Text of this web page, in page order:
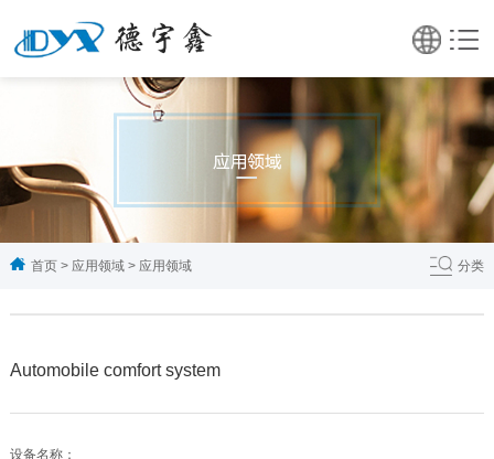
首页> 应用领域> 应用领域 分类
Automobile comfort system
设备名称：